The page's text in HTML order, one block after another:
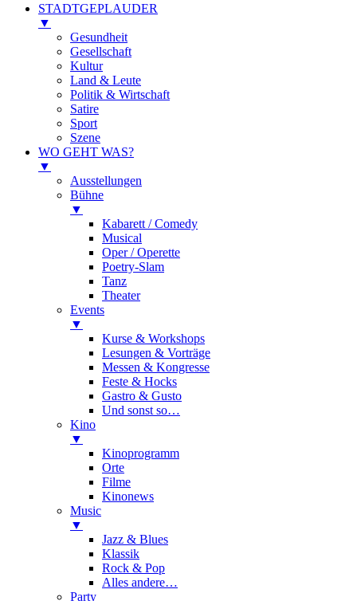
STADTGEPLAUDER
▼
Gesundheit
Gesellschaft
Kultur
Land & Leute
Politik & Wirtschaft
Satire
Sport
Szene
WO GEHT WAS?
▼
Ausstellungen
Bühne
▼
Kabarett / Comedy
Musical
Oper / Operette
Poetry-Slam
Tanz
Theater
Events
▼
Kurse & Workshops
Lesungen & Vorträge
Messen & Kongresse
Feste & Hocks
Gastro & Gusto
Und sonst so…
Kino
▼
Kinoprogramm
Orte
Filme
Kinonews
Music
▼
Jazz & Blues
Klassik
Rock & Pop
Alles andere…
Party